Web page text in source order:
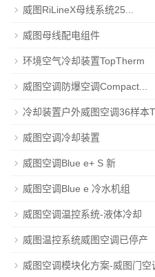
威图RiLineX母线系统25...
威图母线配电组件
环境空气冷却装置TopTherm
威图空调防爆空调Compact...
冷却装置户外威图空调36样本
威图空调冷却装置
威图空调Blue e+ S 新
威图空调Blue e 冷水机组
威图空调温控系统-液体冷却
威图温控系统威图空调已停产
威图空调模块化方案-威图门空